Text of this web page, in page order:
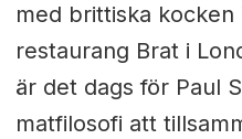
med brittiska kocken
restaurang Brat i
är det dags för Paul
matfilosofi att